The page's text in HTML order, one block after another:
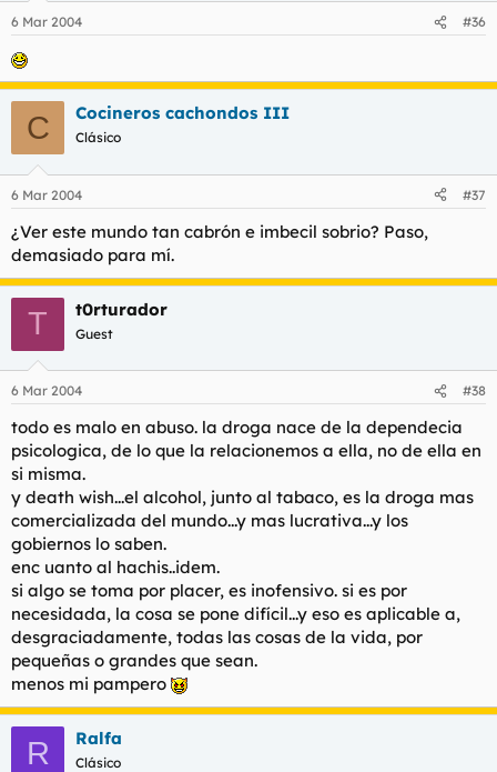
6 Mar 2004 #36
C Cocineros cachondos III
Clásico
6 Mar 2004 #37
¿Ver este mundo tan cabrón e imbecil sobrio? Paso,
demasiado para mí.
T t0rturador
Guest
6 Mar 2004 #38
todo es malo en abuso. la droga nace de la dependecia
psicologica, de lo que la relacionemos a ella, no de ella en
si misma.
y death wish...el alcohol, junto al tabaco, es la droga mas
comercializada del mundo...y mas lucrativa...y los
gobiernos lo saben.
enc uanto al hachis..idem.
si algo se toma por placer, es inofensivo. si es por
necesidada, la cosa se pone difícil...y eso es aplicable a,
desgraciadamente, todas las cosas de la vida, por
pequeñas o grandes que sean.
menos mi pampero
R Ralfa
Clásico